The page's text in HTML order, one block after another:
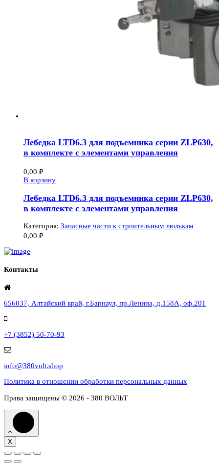
Лебедка LTD6.3 для подъемника серии ZLP630,
в комплекте с элементами управления
0,00 ₽
В корзину
Лебедка LTD6.3 для подъемника серии ZLP630,
в комплекте с элементами управления
Категория: Запасные части к строительным люлькам
0,00 ₽
Контакты
656037, Алтайский край, г.Барнаул, пр.Ленина, д.158А, оф.201
+7 (3852) 50-70-93
info@380volt.shop
Политика в отношении обработки персональных данных
Права защищены © 2026 - 380 ВОЛЬТ
X